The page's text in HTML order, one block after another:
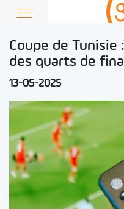
Coupe de Tunisie
des quarts de
13-05-2025